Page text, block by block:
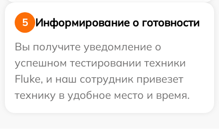
5
Информирование о готовности
Вы получите уведомление о
успешном тестировании техники
Fluke, и наш сотрудник привезет
технику в удобное место и время.